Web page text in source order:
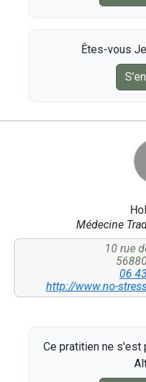
Êtes-vous
Médecine
10 rue
06
http://www.no-
Ce pratitien ne s'est